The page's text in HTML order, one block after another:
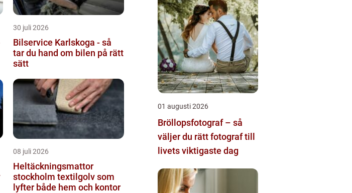
30 juli 2026
Bilservice Karlskoga - så
tar du hand om bilen på rätt
sätt
08 juli 2026
Heltäckningsmattor
stockholm textilgolv som
lyfter både hem och kontor
01 augusti 2026
Bröllopsfotograf – så
väljer du rätt fotograf till
livets viktigaste dag